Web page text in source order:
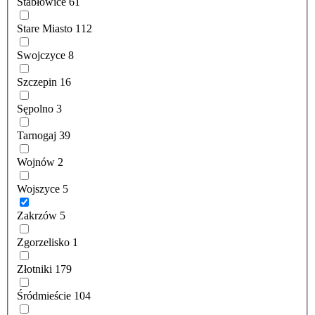
Stare Miasto 112
Swojczyce 8
Szczepin 16
Sępolno 3
Tarnogaj 39
Wojnów 2
Wojszyce 5
Zakrzów 5
Zgorzelisko 1
Złotniki 179
Śródmieście 104